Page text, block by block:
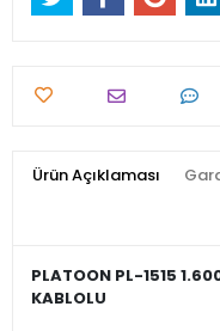
Ürün Açıklaması
PLATOON PL-1515
KABLOLU